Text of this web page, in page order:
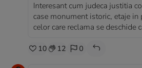
Interesant cum judeca justitia
case monument istoric, etaje
celor care reclama se
10 12 0